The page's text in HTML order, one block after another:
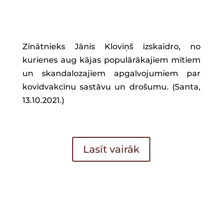
Zinātnieks Jānis Kloviņš izskaidro, no
kurienes aug kājas populārākajiem mītiem
un skandalozajiem apgalvojumiem par
kovidvakcīnu sastāvu un drošumu. (Santa,
13.10.2021.)
Lasīt vairāk